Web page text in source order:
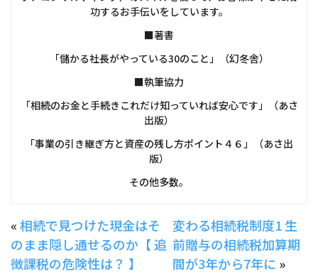
功するお手伝いをしています。
■著書
「儲かる社長がやっている30のこと」（幻冬舎）
■執筆協力
「相続のお金と手続きこれだけ知っていれば安心です」（あさ
出版）
「事業の引き継ぎ方と資産の残し方ポイント４６」（あさ出
版）
その他多数。
«相続で見つけた現金はそ
のまま隠し通せるのか【 追
徴課税の危険性は？ 】
変わる相続税制度1 生
前贈与の相続税加算期
間が3年から7年に »